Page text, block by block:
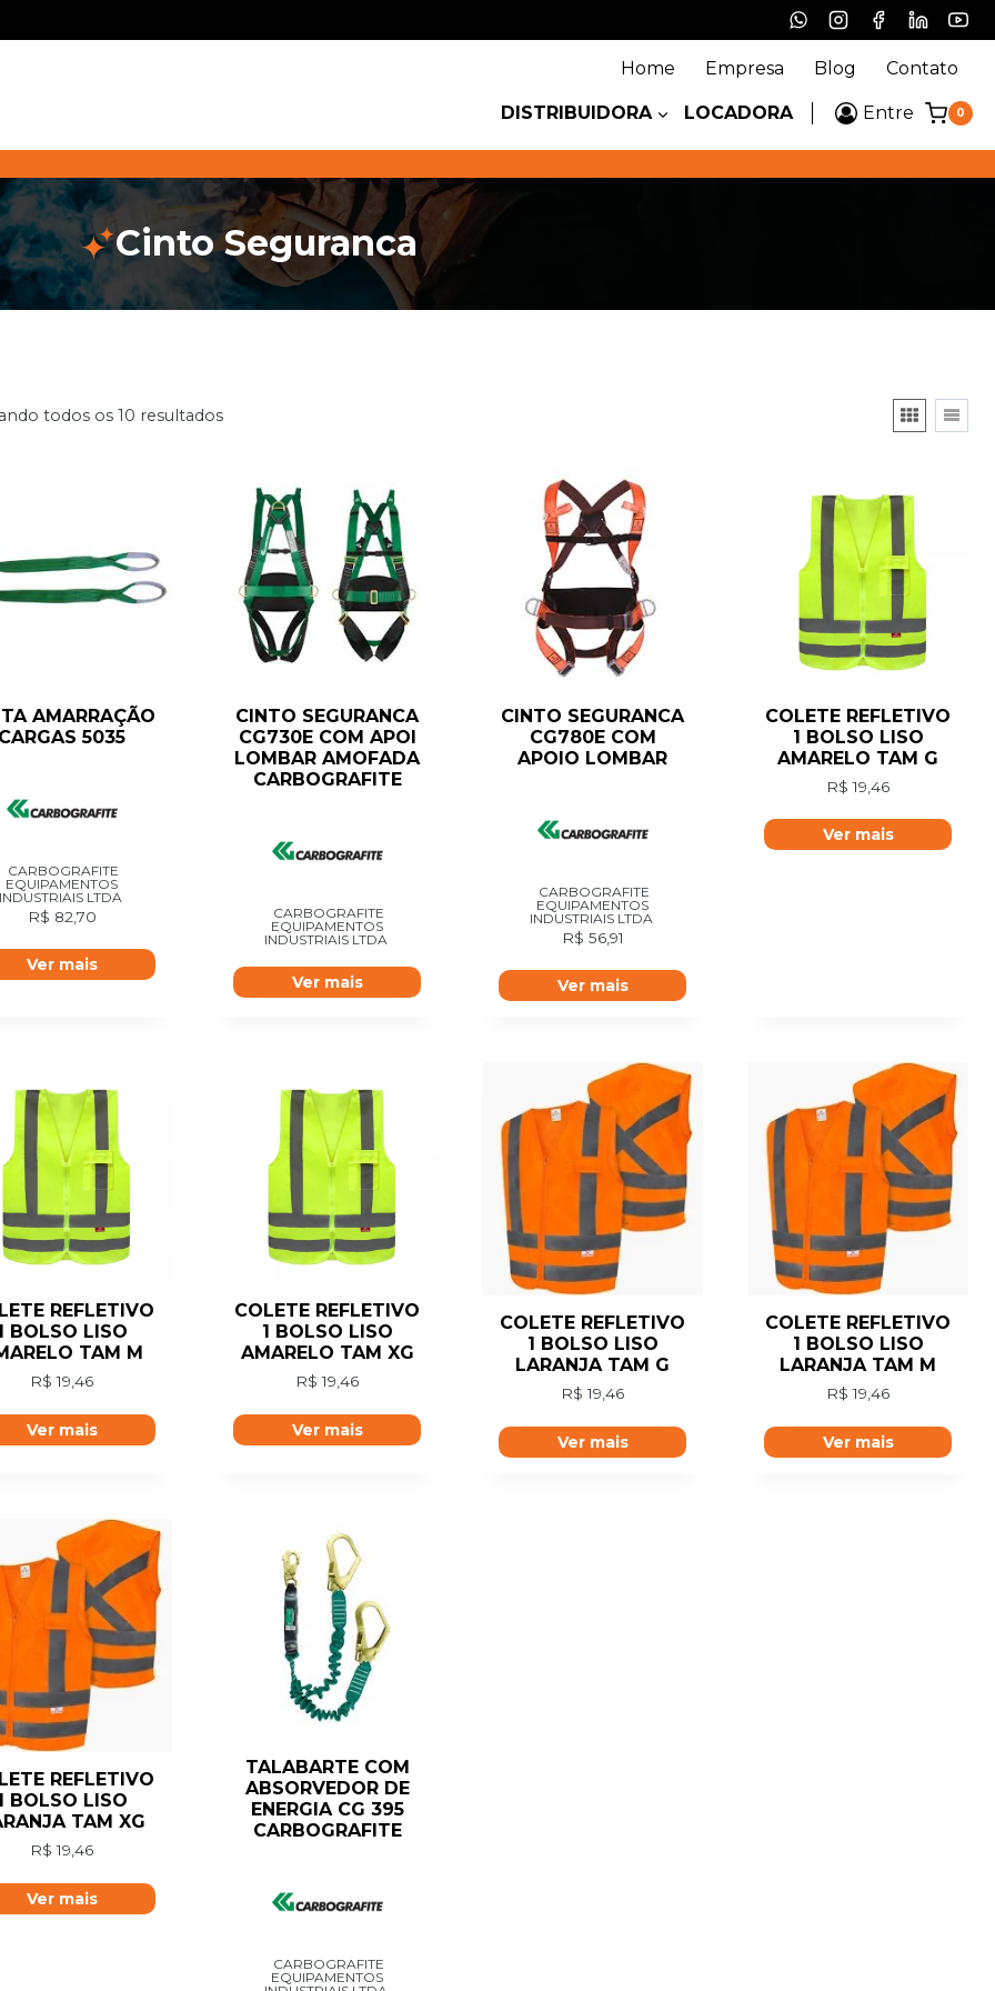
Home Empresa Blog Contato
DISTRIBUIDORA LOCADORA Entre 0
Cinto Seguranca
todos os 10 resultados
AMARRAÇÃO
5035
CARBOGRAFITE
EQUIPAMENTOS
INDUSTRIAIS LTDA
R$ 82,70
Ver mais
CINTO SEGURANCA
CG730E COM APOI
LOMBAR AMOFADA
CARBOGRAFITE
CARBOGRAFITE
EQUIPAMENTOS
INDUSTRIAIS LTDA
Ver mais
CINTO SEGURANCA
CG780E COM
APOIO LOMBAR
CARBOGRAFITE
EQUIPAMENTOS
INDUSTRIAIS LTDA
R$ 56,91
Ver mais
COLETE REFLETIVO
1 BOLSO LISO
AMARELO TAM G
R$ 19,46
Ver mais
REFLETIVO
BOLSO LISO
TAM M
R$ 19,46
Ver mais
COLETE REFLETIVO
1 BOLSO LISO
AMARELO TAM XG
R$ 19,46
Ver mais
COLETE REFLETIVO
1 BOLSO LISO
LARANJA TAM G
R$ 19,46
Ver mais
COLETE REFLETIVO
1 BOLSO LISO
LARANJA TAM M
R$ 19,46
Ver mais
REFLETIVO
BOLSO LISO
TAM XG
R$ 19,46
Ver mais
TALABARTE COM
ABSORVEDOR DE
ENERGIA CG 395
CARBOGRAFITE
CARBOGRAFITE
EQUIPAMENTOS